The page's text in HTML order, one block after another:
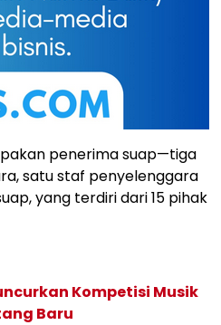
penerima suap—tiga
satu staf penyelenggara
yang terdiri dari 15 pihak
Kompetisi Musik
Baru